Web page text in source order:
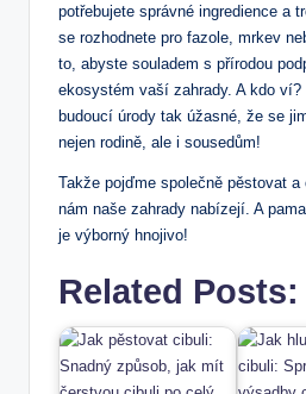
potřebujete správné ingredience a
se rozhodnete pro fazole, mrkev
to, abyste souladem s přírodou
ekosystém vaší zahrady. A kdo ví?
budoucí úrody tak úžasné, že se
nejen rodině, ale i sousedům!
Takže pojďme společně pěstovat
nám naše zahrady nabízejí. A
je výborný hnojivo!
Related Posts: